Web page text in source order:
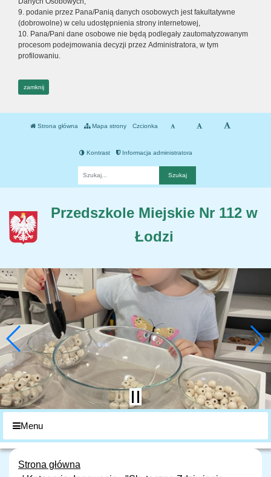
9. podanie przez Pana/Panią danych osobowych jest fakultatywne
(dobrowolne) w celu udostępnienia strony internetowej,
10. Pana/Pani dane osobowe nie będą podlegały zautomatyzowanym
procesom podejmowania decyzji przez Administratora, w tym
profilowaniu.
zamknij
Strona główna Mapa strony Czcionka
Kontrast Informacja administratora
Przedszkole Miejskie Nr 112 w
Łodzi
Menu
Strona główna